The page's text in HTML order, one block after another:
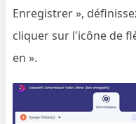
Enregistrer »,
cliquer sur l'icône de
en ».